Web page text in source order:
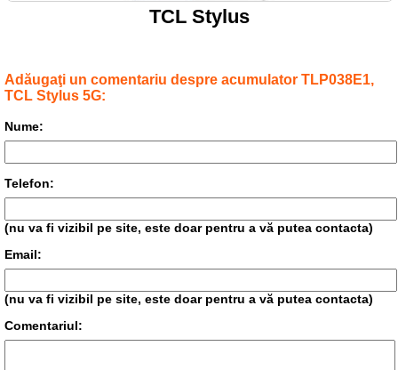
TCL Stylus
Adăugaţi un comentariu despre acumulator TLP038E1,
TCL Stylus 5G:
Nume:
Telefon:
(nu va fi vizibil pe site, este doar pentru a vă putea contacta)
Email:
(nu va fi vizibil pe site, este doar pentru a vă putea contacta)
Comentariul: